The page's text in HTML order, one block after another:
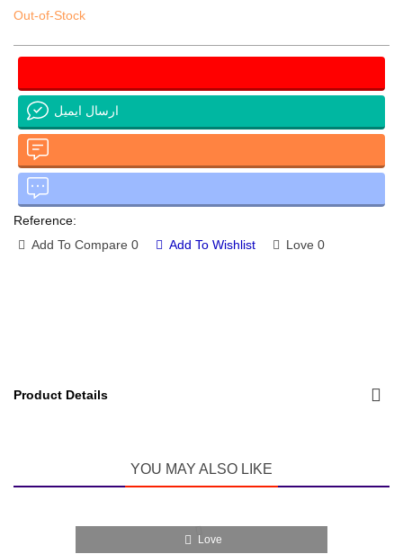
Out-of-Stock
ارسال ایمیل
Reference:
Add To Compare 0 Add To Wishlist Love 0
Product Details
YOU MAY ALSO LIKE
Love